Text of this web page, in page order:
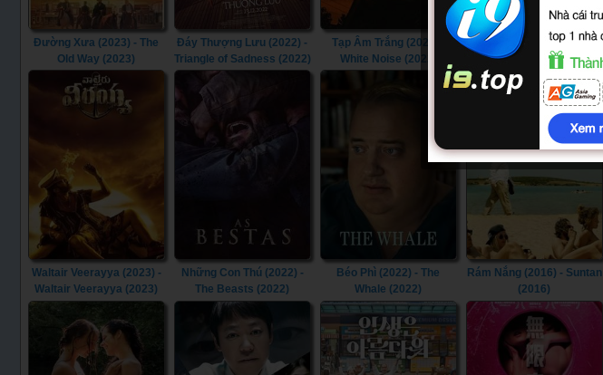
Đường Xưa (2023) - The
Old Way (2023)
Đáy Thượng Lưu (2022) -
Triangle of Sadness (2022)
Tạp Âm Trắng (2022) -
White Noise (2022)
Vượt Qua Cả Vũ Trụ
(2022) - Beyond the
Universe (2022)
Waltair Veerayya (2023) -
Waltair Veerayya (2023)
Những Con Thú (2022) -
The Beasts (2022)
Béo Phì (2022) - The
Whale (2022)
Rám Nắng (2016) - Suntan
(2016)